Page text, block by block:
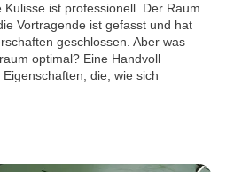
ist professionell. Der Raum
Vortragende ist gefasst und hat
geschlossen. Aber was
optimal? Eine Handvoll
die, wie sich